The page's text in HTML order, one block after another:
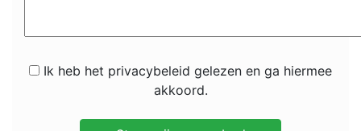
Ik heb het privacybeleid gelezen en ga hiermee
akkoord.